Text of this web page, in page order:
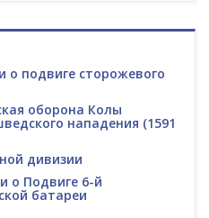
о подвиге сторожевого
оборона Колы
нападения (1591
дивизии
о Подвиге 6-й
батареи